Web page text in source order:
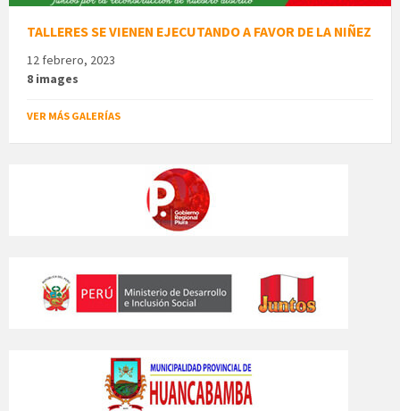
TALLERES SE VIENEN EJECUTANDO A FAVOR DE LA NIÑEZ
12 febrero, 2023
8 images
VER MÁS GALERÍAS